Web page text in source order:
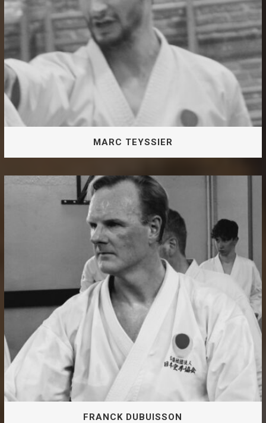
MARC TEYSSIER
2eme Dan JKA Master STAPS « Enseignement des
activités physique et sportives »
MARC TEYSSIER
FRANCK DUBUISSON